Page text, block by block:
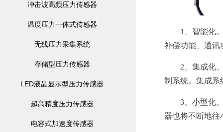
冲击波高频压力传感器
温度压力一体式传感器
无线压力采集系统
存储型压力传感器
LED液晶显示型压力传感器
超高精度压力传感器
电容式加速度传感器
1、智能化。
补偿功能、通讯
2、集成化
制系统。集成系
3、小型化。
器也将不断地往